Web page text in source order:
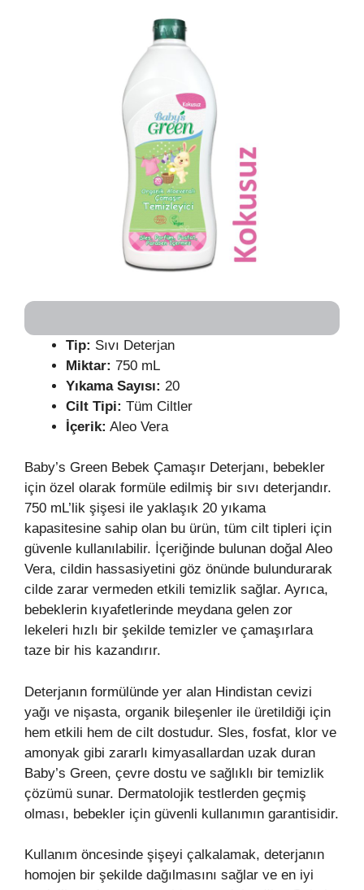
Tip: Sıvı Deterjan
Miktar: 750 mL
Yıkama Sayısı: 20
Cilt Tipi: Tüm Ciltler
İçerik: Aleo Vera
Baby’s Green Bebek Çamaşır Deterjanı, bebekler
için özel olarak formüle edilmiş bir sıvı deterjandır.
750 mL’lik şişesi ile yaklaşık 20 yıkama
kapasitesine sahip olan bu ürün, tüm cilt tipleri için
güvenle kullanılabilir. İçeriğinde bulunan doğal Aleo
Vera, cildin hassasiyetini göz önünde bulundurarak
cilde zarar vermeden etkili temizlik sağlar. Ayrıca,
bebeklerin kıyafetlerinde meydana gelen zor
lekeleri hızlı bir şekilde temizler ve çamaşırlara
taze bir his kazandırır.
Deterjanın formülünde yer alan Hindistan cevizi
yağı ve nişasta, organik bileşenler ile üretildiği için
hem etkili hem de cilt dostudur. Sles, fosfat, klor ve
amonyak gibi zararlı kimyasallardan uzak duran
Baby’s Green, çevre dostu ve sağlıklı bir temizlik
çözümü sunar. Dermatolojik testlerden geçmiş
olması, bebekler için güvenli kullanımın garantisidir.
Kullanım öncesinde şişeyi çalkalamak, deterjanın
homojen bir şekilde dağılmasını sağlar ve en iyi